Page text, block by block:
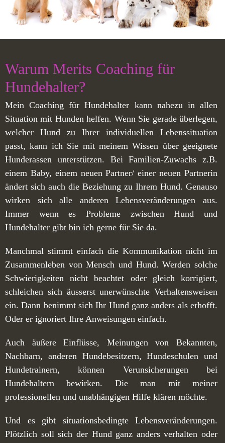
Warum Merits Coaching für
Hundehalter?
Mein Coaching für Hundehalter kann nahezu in allen
Situation mit Hunden helfen. Wenn Sie gerade überlegen,
welcher Hund zu Ihrer individuellen Lebenssituation
passt, kann ich Sie mit meinem Wissen über geeignete
Hunderassen unterstützen. Bei Familien-Zuwachs z.B.
einem Baby, einem neuen Partner/ einer neuen Partnerin
ändert sich auch die Beziehung zu Ihrem Hund. Genauso
wirken sich alle anderen Lebensveränderungen aus.
Immer wenn es Probleme zwischen Hund und
Hundehalter gibt bin ich gerne für Sie da.
Manchmal stimmt einfach die Kommunikation nicht im
Zusammenleben von Mensch und Hund. Werden solche
Schwierigkeiten nicht beachtet oder gleich korrigiert,
schleichen sich äusserst unerwünschte Verhaltensweisen
ein. Dann benimmt sich Ihr Hund ganz anders als erhofft.
Oder er ignoriert Ihre Anweisungen einfach.
Auch äußere Einflüsse, Meinungen von Bekannten,
Nachbarn, anderen Hundebesitzern, Hundeschulen und
Hundetrainern, können Verunsicherungen bei
Hundehaltern bewirken. Die man mit meiner
professionellen und unabhängigen Hilfe klären möchte.
Und es gibt situationsbedingte Lebensveränderungen.
Plötzlich soll sich der Hund ganz anders verhalten oder